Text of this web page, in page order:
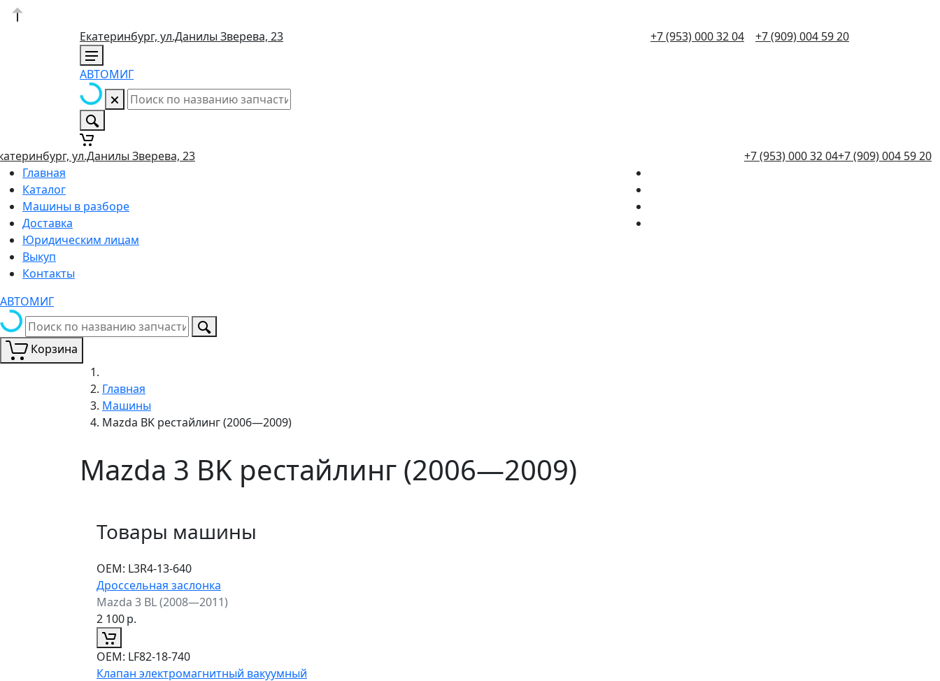
Екатеринбург, ул.Данилы Зверева, 23 +7 (953) 000 32 04 +7 (909) 004 59 20
АВТОМИГ
ул.Данилы Зверева, 23 +7 (953) 000 32 04+7 (909) 004 59 20
Главная
Каталог
Машины в разборе
Доставка
Юридическим лицам
Выкуп
Контакты
АВТОМИГ
Корзина
Главная
Машины
Mazda BK рестайлинг (2006—2009)
Mazda 3 BK рестайлинг (2006—2009)
Товары машины
ОЕМ: L3R4-13-640
Дроссельная заслонка
Mazda 3 BL (2008—2011)
2 100р.
ОЕМ: LF82-18-740
Клапан электромагнитный вакуумный